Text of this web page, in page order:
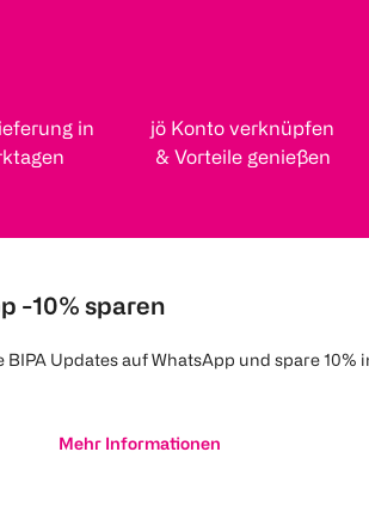
in
jö Konto verknüpfen
& Vorteile genießen
-10% sparen
Updates auf WhatsApp und spare 10%
Mehr Informationen